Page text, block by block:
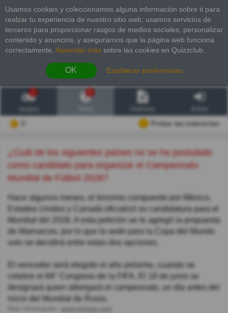
Usamos cookies y coleccionamos alguna información sobre ti para
realzar tu experiencia de nuestro sitio web; usamos servicios de
terceros para proporcionar rasgos de medios sociales, personalizar
contenido y anuncios, y asegurarnos que la página web funciona
correctamente. Aprender más sobre las cookies en Quizzclub.
OK Establecer preferencias
2
Probar las inderectas
¿Cuál de los siguientes países no se ha postulado
como candidato para organizar el Campeonato
Mundial de Fútbol 2026?
Hace algunos meses, el trinomio compuesto por México,
Estados Unidos y Canadá oficializó su candidatura para el
Mundial del 2026. A esta petición se le agregó la propuesta
de Marruecos, por lo que la sede para la Copa del Mundo
solo se decidirá entre estas dos opciones.
El vencedor será elegido el año próximo, cuando se
celebre el 68° Congreso de la FIFA. El 18 de junio se
designará quien albergará el campeonato, un día antes del
inicio del Mundial de Rusia.
www.infobae.com